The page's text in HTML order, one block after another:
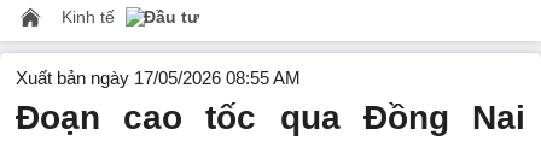
Kinh tế Đầu tư
Xuất bản ngày 17/05/2026 08:55 AM
Đoạn cao tốc qua Đồng Nai